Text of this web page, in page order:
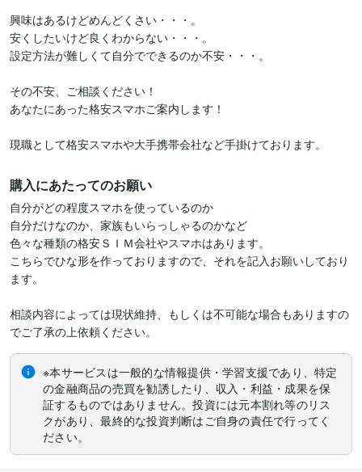
興味はあるけどめんどくさい・・・。
安くしたいけど良くわからない・・・。
設定方法が難しくて自分でできるのか不安・・・。
その不安、ご相談ください！
あなたにあった格安スマホご案内します！
現職として格安スマホや大手携帯会社など手掛けております。
購入にあたってのお願い
自分がどの程度スマホを使っているのか
自分だけなのか、家族もいらっしゃるのかなど
色々な種類の格安ＳＩＭ会社やスマホはあります。
こちらでひな形を作っておりますので、それを記入お願いしており
ます。
相談内容によっては現状維持、もしくは不可能な場合もありますの
でご了承の上依頼ください。
※本サービスは一般的な情報提供・学習支援であり、特定
の金融商品の売買を勧誘したり、収入・利益・成果を保
証するものではありません。投資には元本割れ等のリス
クがあり、最終的な投資判断はご自身の責任で行ってく
ださい。